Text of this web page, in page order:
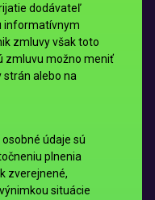
dodávateľ
informatívnym
zmluvy však toto
zmluvu možno meniť
strán alebo na
údaje sú
plnenia
zverejnené,
situácie